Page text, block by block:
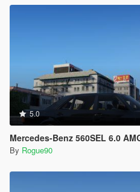
5.0
Mercedes-Benz 560SEL 6.0
By Rogue90